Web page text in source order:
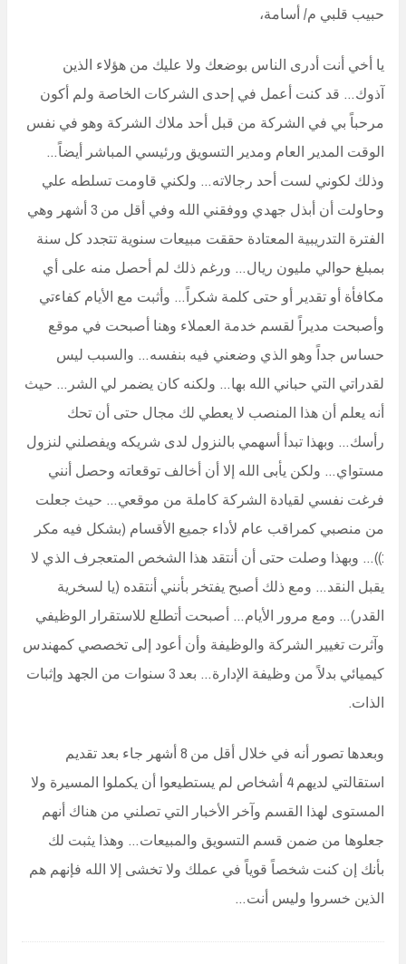
حبيب قلبي م/ أسامة،
يا أخي أنت أدرى الناس بوضعك ولا عليك من هؤلاء الذين
آذوك… قد كنت أعمل في إحدى الشركات الخاصة ولم أكون
مرحباً بي في الشركة من قبل أحد ملاك الشركة وهو في نفس
الوقت المدير العام ومدير التسويق ورئيسي المباشر أيضاً…
وذلك لكوني لست أحد رجالاته… ولكني قاومت تسلطه علي
وحاولت أن أبذل جهدي ووفقني الله وفي أقل من 3 أشهر وهي
الفترة التدريبية المعتادة حققت مبيعات سنوية تتجدد كل سنة
بمبلغ حوالي مليون ريال… ورغم ذلك لم أحصل منه على أي
مكافأة أو تقدير أو حتى كلمة شكراً… وأثبت مع الأيام كفاءتي
وأصبحت مديراً لقسم خدمة العملاء وهنا أصبحت في موقع
حساس جداً وهو الذي وضعني فيه بنفسه… والسبب ليس
لقدراتي التي حباني الله بها… ولكنه كان يضمر لي الشر… حيث
أنه يعلم أن هذا المنصب لا يعطي لك مجال حتى أن تحك
رأسك… وبهذا تبدأ أسهمي بالنزول لدى شريكه ويفصلني لنزول
مستواي… ولكن يأبى الله إلا أن أخالف توقعاته وحصل أنني
فرغت نفسي لقيادة الشركة كاملة من موقعي… حيث جعلت
من منصبي كمراقب عام لأداء جميع الأقسام (بشكل فيه مكر
:))… وبهذا وصلت حتى أن أنتقد هذا الشخص المتعجرف الذي لا
يقبل النقد… ومع ذلك أصبح يفتخر بأنني أنتقده (يا لسخرية
القدر)… ومع مرور الأيام… أصبحت أتطلع للاستقرار الوظيفي
وآثرت تغيير الشركة والوظيفة وأن أعود إلى تخصصي كمهندس
كيميائي بدلاً من وظيفة الإدارة… بعد 3 سنوات من الجهد وإثبات
الذات.
وبعدها تصور أنه في خلال أقل من 8 أشهر جاء بعد تقديم
استقالتي لديهم 4 أشخاص لم يستطيعوا أن يكملوا المسيرة ولا
المستوى لهذا القسم وآخر الأخبار التي تصلني من هناك أنهم
جعلوها من ضمن قسم التسويق والمبيعات… وهذا يثبت لك
بأنك إن كنت شخصاً قوياً في عملك ولا تخشى إلا الله فإنهم هم
الذين خسروا وليس أنت…